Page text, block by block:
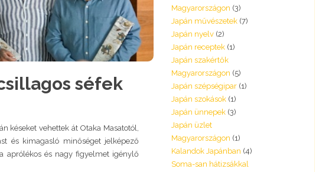
séfek
késeket vehettek át Otaka Masatotól,
és kimagasló minőséget jelképező
aprólékos és nagy figyelmet igénylő
Magyarországon (3)
Japán művészetek (7)
Japán nyelv (2)
Japán receptek (1)
Japán szakértők
Magyarországon (5)
Japán szépségipar (1)
Japán szokások (1)
Japán ünnepek (3)
Japán üzlet
Magyarországon (1)
Kalandok Japánban (4)
Soma-san hátizsákkal